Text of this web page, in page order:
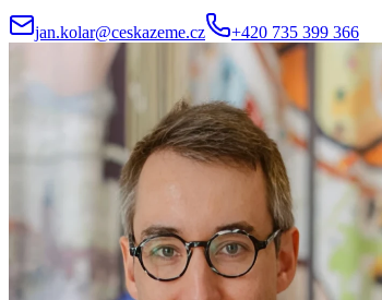
jan.kolar@ceskazeme.cz +420 735 399 366